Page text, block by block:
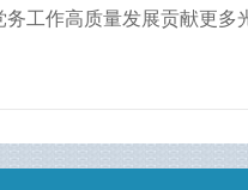
务工作高质量发展贡献更多